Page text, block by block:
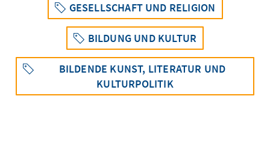
GESELLSCHAFT UND RELIGION
BILDUNG UND KULTUR
BILDENDE KUNST, LITERATUR UND
KULTURPOLITIK